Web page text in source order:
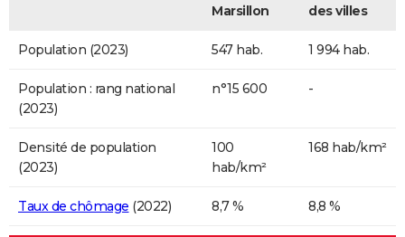
Marsillon
des villes
Population (2023) 547 hab. 1 994 hab.
Population : rang national
(2023)
n°15 600 -
Densité de population
(2023)
100
hab/km²
168 hab/km²
Taux de chômage (2022) 8,7 % 8,8 %